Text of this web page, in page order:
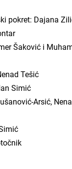
pokret: Dajana
Šaković i
Tešić
Simić
Arsić,